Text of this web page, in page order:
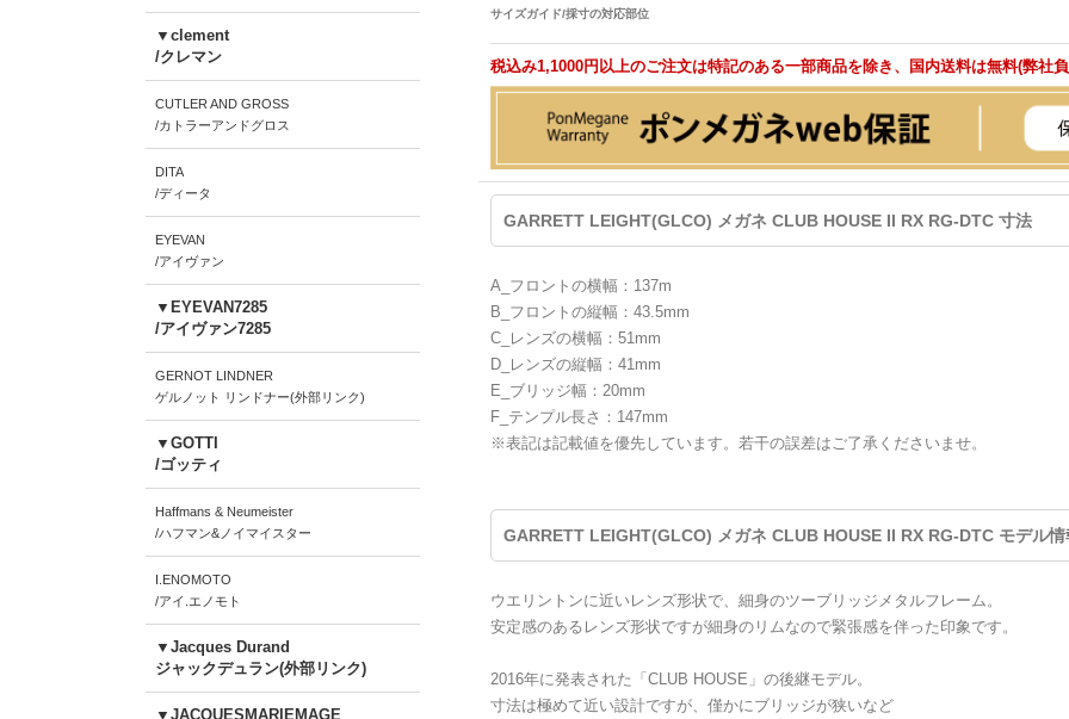
サイズガイド/採寸の対応部位
税込み1,1000円以上のご注文は特記のある一部商品を除き、国内送料は無料(弊社
GARRETT LEIGHT(GLCO) メガネ CLUB HOUSE II RX RG-DTC 寸法
A_フロントの横幅：137m
B_フロントの縦幅：43.5mm
C_レンズの横幅：51mm
D_レンズの縦幅：41mm
E_ブリッジ幅：20mm
F_テンプル長さ：147mm
※表記は記載値を優先しています。若干の誤差はご了承くださいませ。
GARRETT LEIGHT(GLCO) メガネ CLUB HOUSE II RX RG-DTC モデル情
ウエリントンに近いレンズ形状で、細身のツーブリッジメタルフレーム。
安定感のあるレンズ形状ですが細身のリムなので緊張感を伴った印象です。
2016年に発表された「CLUB HOUSE」の後継モデル。
寸法は極めて近い設計ですが、僅かにブリッジが狭いなど
▼clement
/クレマン
CUTLER AND GROSS
/カトラーアンドグロス
DITA
/ディータ
EYEVAN
/アイヴァン
▼EYEVAN7285
/アイヴァン7285
GERNOT LINDNER
ゲルノット リンドナー(外部リンク)
▼GOTTI
/ゴッティ
Haffmans & Neumeister
/ハフマン&ノイマイスター
I.ENOMOTO
/アイ.エノモト
▼Jacques Durand
ジャックデュラン(外部リンク)
▼JACQUESMARIEMAGE